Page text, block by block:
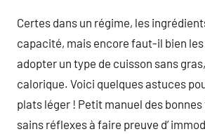
Certes dans un régime, les
capacité, mais encore faut-il bien
adopter un type de cuisson sans
calorique. Voici quelques astuces
plats léger ! Petit manuel des
sains réflexes à faire preuve d’